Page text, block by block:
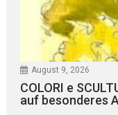
August 9, 2026
COLORI e
auf besonderes